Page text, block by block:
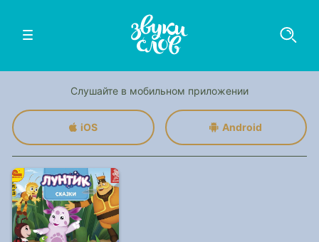
Слушайте в мобильном приложении
iOS Android